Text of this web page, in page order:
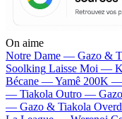
On aime
Notre Dame — Gazo &
Soolking Laisse Moi —
Bécane —Yamê 200K —
— Tiakola Outro —
— Gazo & Tiakola